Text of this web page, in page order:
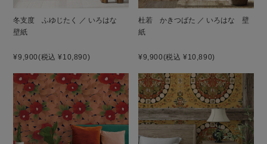
冬支度 ふゆじたく ／ いろはな
壁紙
¥9,900(税込 ¥10,890)
杜若 かきつばた ／ いろはな 壁
紙
¥9,900(税込 ¥10,890)